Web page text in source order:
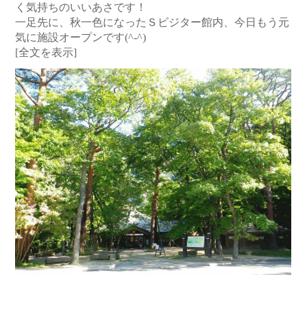
く気持ちのいいあさです！
一足先に、秋一色になったＳビジター館内、今日もう元
気に施設オープンです(^-^)
[全文を表示]